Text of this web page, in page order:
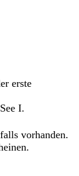
erste
I.
vorhanden.